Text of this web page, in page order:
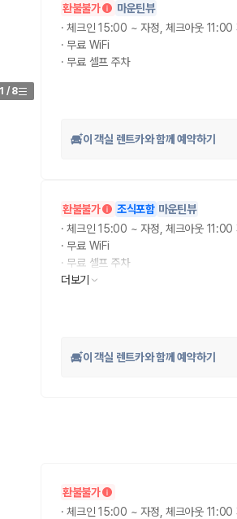
장 먼저 비교하는 차종입니다.
식을 함께 비교하는 것이 좋습니다.
건을 함께 확인해야 합니다.
모아는 제주 렌트카 가격뿐 아니라 일반자차
1 / 8
환불불가 마운틴뷰
·체크인 15:00 ~ 자정, 체크아웃 11:00
· 무료 WiFi
· 무료 셀프 주차
이 객실 렌트카와 함께 예약하기
환불불가 조식포함 마운틴뷰
·체크인 15:00 ~ 자정, 체크아웃 11:00
· 무료 WiFi
· 무료 셀프 주차
·2인 아침 식사
더보기
이 객실 렌트카와 함께 예약하기
환불불가
·체크인 15:00 ~ 자정, 체크아웃 11:00